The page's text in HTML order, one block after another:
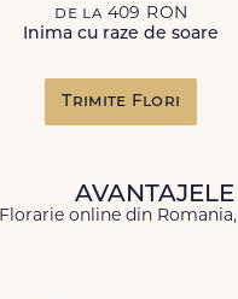
de la 409 RON
Inima cu raze de soare
Trimite Flori
Florarie online din